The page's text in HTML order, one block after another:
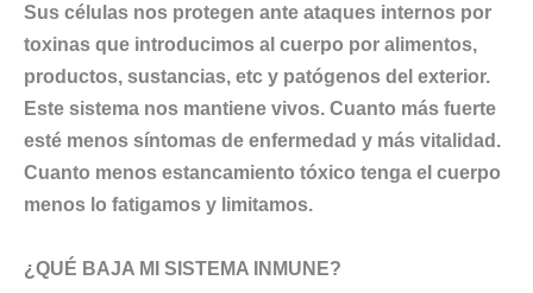
Sus células nos protegen ante ataques internos por
toxinas que introducimos al cuerpo por alimentos,
productos, sustancias, etc y patógenos del exterior.
Este sistema nos mantiene vivos. Cuanto más fuerte
esté menos síntomas de enfermedad y más vitalidad.
Cuanto menos estancamiento tóxico tenga el cuerpo
menos lo fatigamos y limitamos.
¿QUÉ BAJA MI SISTEMA INMUNE?